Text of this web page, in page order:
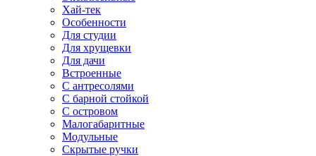
Хай-тек
Особенности
Для студии
Для хрущевки
Для дачи
Встроенные
С антресолями
С барной стойкой
С островом
Малогабаритные
Модульные
Скрытые ручки